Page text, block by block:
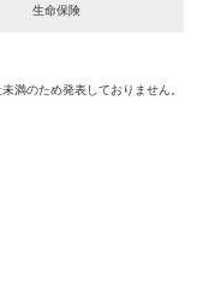
生命保険
満のため発表しておりません。